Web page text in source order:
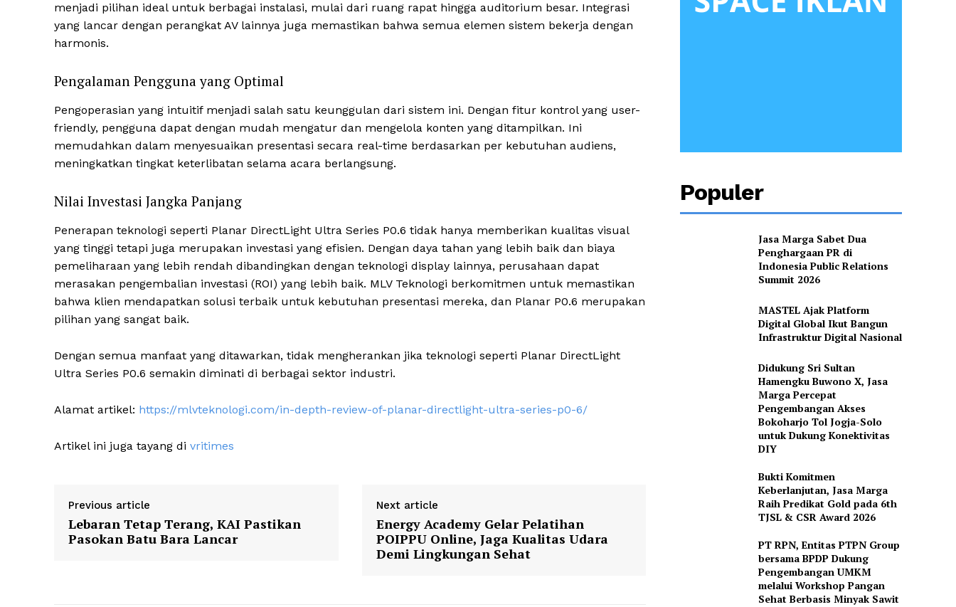
menjadi pilihan ideal untuk berbagai instalasi, mulai dari ruang rapat hingga auditorium besar. Integrasi
yang lancar dengan perangkat AV lainnya juga memastikan bahwa semua elemen sistem bekerja dengan
harmonis.
Pengalaman Pengguna yang Optimal
Pengoperasian yang intuitif menjadi salah satu keunggulan dari sistem ini. Dengan fitur kontrol yang user-
friendly, pengguna dapat dengan mudah mengatur dan mengelola konten yang ditampilkan. Ini
memudahkan dalam menyesuaikan presentasi secara real-time berdasarkan per kebutuhan audiens,
meningkatkan tingkat keterlibatan selama acara berlangsung.
Nilai Investasi Jangka Panjang
Penerapan teknologi seperti Planar DirectLight Ultra Series P0.6 tidak hanya memberikan kualitas visual
yang tinggi tetapi juga merupakan investasi yang efisien. Dengan daya tahan yang lebih baik dan biaya
pemeliharaan yang lebih rendah dibandingkan dengan teknologi display lainnya, perusahaan dapat
merasakan pengembalian investasi (ROI) yang lebih baik. MLV Teknologi berkomitmen untuk memastikan
bahwa klien mendapatkan solusi terbaik untuk kebutuhan presentasi mereka, dan Planar P0.6 merupakan
pilihan yang sangat baik.
Dengan semua manfaat yang ditawarkan, tidak mengherankan jika teknologi seperti Planar DirectLight
Ultra Series P0.6 semakin diminati di berbagai sektor industri.
Alamat artikel: https://mlvteknologi.com/in-depth-review-of-planar-directlight-ultra-series-p0-6/
Artikel ini juga tayang di vritimes
Previous article
Lebaran Tetap Terang, KAI Pastikan
Pasokan Batu Bara Lancar
Next article
Energy Academy Gelar Pelatihan
POIPPU Online, Jaga Kualitas Udara
Demi Lingkungan Sehat
Populer
Jasa Marga Sabet Dua
Penghargaan PR di
Indonesia Public Relations
Summit 2026
MASTEL Ajak Platform
Digital Global Ikut Bangun
Infrastruktur Digital Nasional
Didukung Sri Sultan
Hamengku Buwono X, Jasa
Marga Percepat
Pengembangan Akses
Bokoharjo Tol Jogja-Solo
untuk Dukung Konektivitas
DIY
Bukti Komitmen
Keberlanjutan, Jasa Marga
Raih Predikat Gold pada 6th
TJSL & CSR Award 2026
PT RPN, Entitas PTPN Group
bersama BPDP Dukung
Pengembangan UMKM
melalui Workshop Pangan
Sehat Berbasis Minyak Sawit